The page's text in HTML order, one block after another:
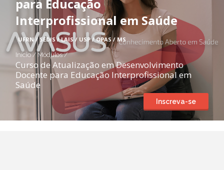
Parceiros
Sobre nós
Transparência
Repositório
Ajuda
para Educação
Interprofissional em Saúde
UFRN / SEDIS / LAIS / USP / OPAS / MS
Início / Módulos/
Curso de Atualização em Desenvolvimento
Docente para Educação Interprofissional em
Saúde
Inscreva-se